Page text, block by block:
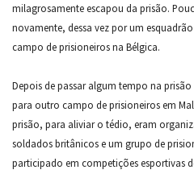
milagrosamente escapou da prisão.
novamente, dessa vez por um
campo de prisioneiros na Bélgica.
Depois de passar algum tempo na
para outro campo de prisioneiros em
prisão, para aliviar o tédio, eram
soldados britânicos e um grupo de
participado em competições esportivas